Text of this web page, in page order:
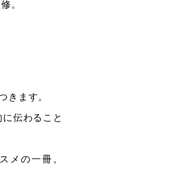
。
きます。
伝わること
メの一冊。